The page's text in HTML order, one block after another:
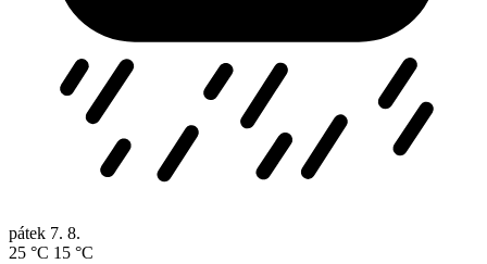
pátek 7. 8.
25 °C 15 °C